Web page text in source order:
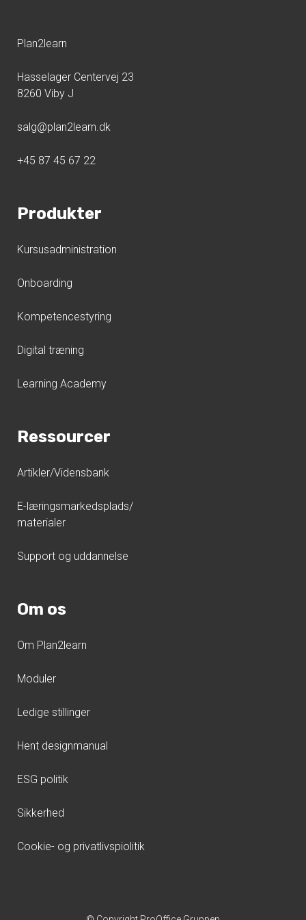
Plan2learn
Hasselager Centervej 23
8260 Viby J
salg@plan2learn.dk
+45 87 45 67 22
Produkter
Kursusadministration
Onboarding
Kompetencestyring
Digital træning
Learning Academy
Ressourcer
Artikler/Vidensbank
E-læringsmarkedsplads/
materialer
Support og uddannelse
Om os
Om Plan2learn
Moduler
Ledige stillinger
Hent designmanual
ESG politik
Sikkerhed
Cookie- og privatlivspiolitik